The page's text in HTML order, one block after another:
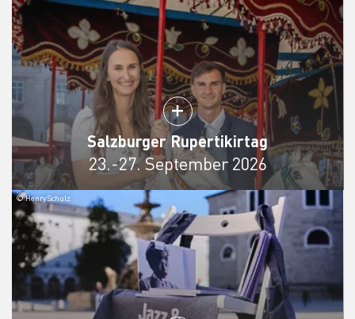
Salzburger Rupertikirtag
23.-27. September 2026
© Henry Schulz